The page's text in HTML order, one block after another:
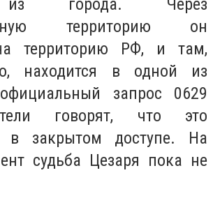
из города. Через
территорию он
территорию РФ, и там,
находится в одной из
запрос 0629
говорят, что это
в закрытом доступе. На
судьба Цезаря пока не